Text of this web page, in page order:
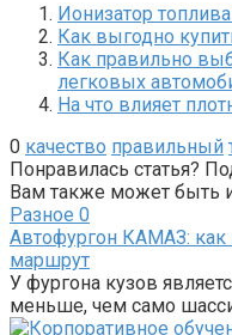
Ионизатор
Как выгодно
Как правильно
легковых
На что влияет
0 качество правильный
Понравилась статья?
Вам также может быть
Разное 0
Автофургон КАМАЗ: как
маршрут
У фургона кузов
меньше, чем само